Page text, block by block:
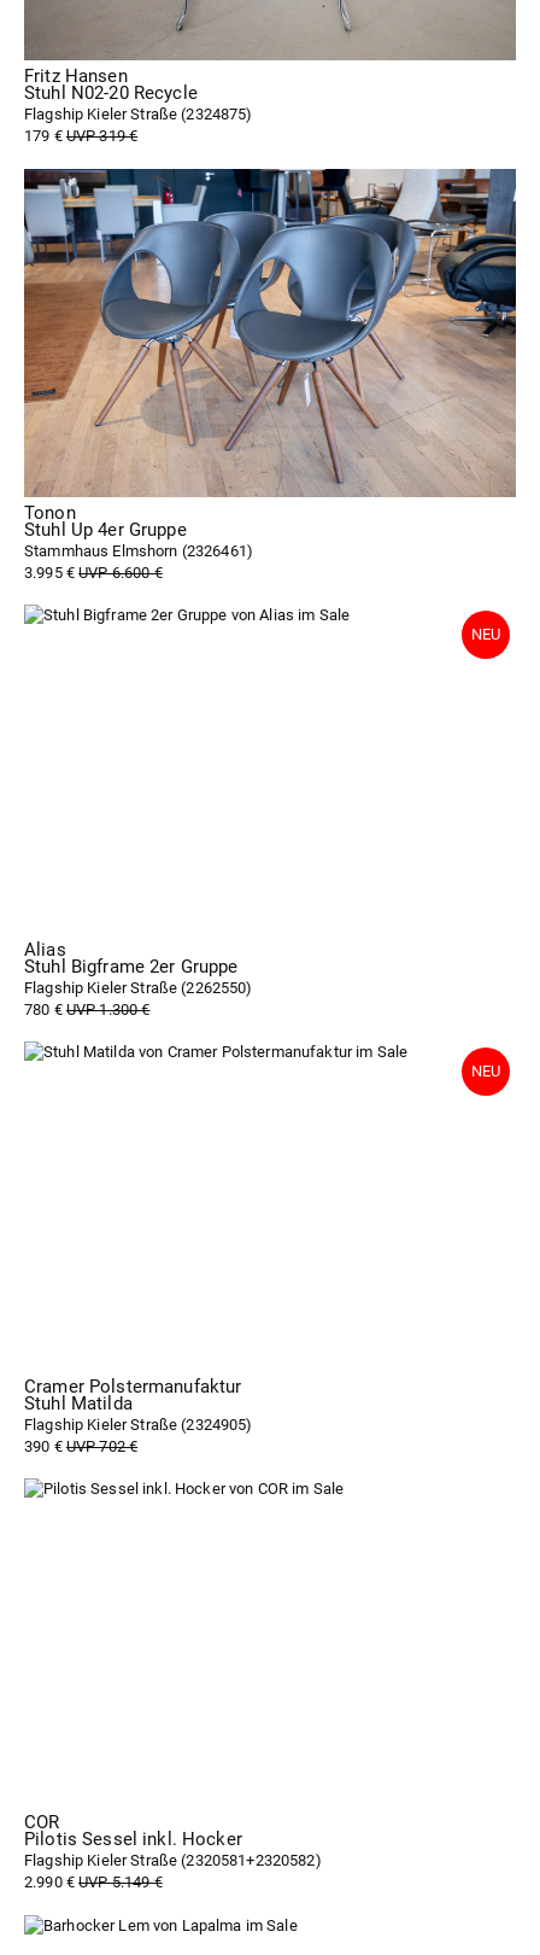
Fritz Hansen
Stuhl N02-20 Recycle
Flagship Kieler Straße (2324875)
179 €UVP 319 €
Tonon
Stuhl Up 4er Gruppe
Stammhaus Elmshorn (2326461)
3.995 €UVP 6.600 €
Alias
Stuhl Bigframe 2er Gruppe
Flagship Kieler Straße (2262550)
780 €UVP 1.300 €
Cramer Polstermanufaktur
Stuhl Matilda
Flagship Kieler Straße (2324905)
390 €UVP 702 €
COR
Pilotis Sessel inkl. Hocker
Flagship Kieler Straße (2320581+2320582)
2.990 €UVP 5.149 €